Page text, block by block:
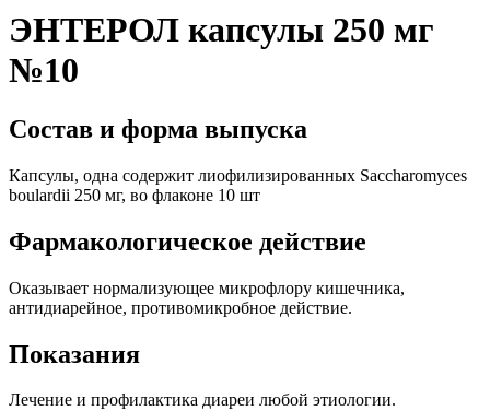
ЭНТЕРОЛ капсулы 250 мг
№10
Состав и форма выпуска
Капсулы, одна содержит лиофилизированных Saccharomyces
boulardii 250 мг, во флаконе 10 шт
Фармакологическое действие
Оказывает нормализующее микрофлору кишечника,
антидиарейное, противомикробное действие.
Показания
Лечение и профилактика диареи любой этиологии.